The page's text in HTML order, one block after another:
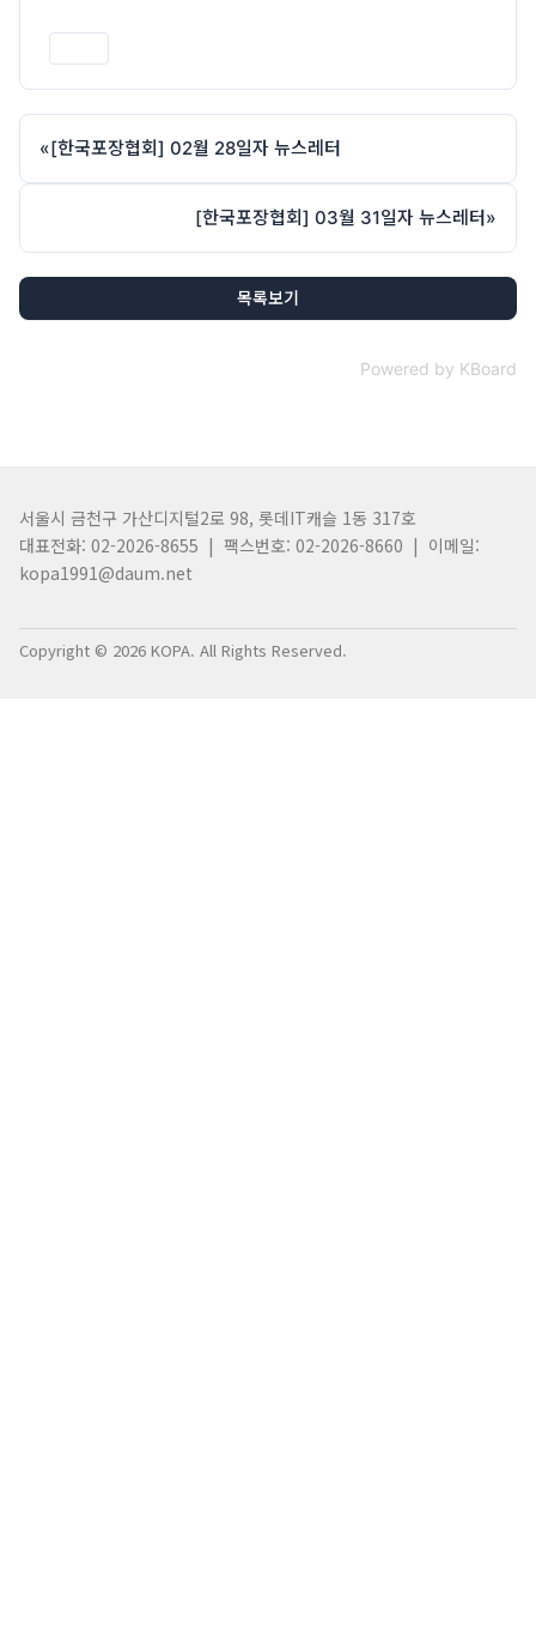
«[한국포장협회] 02월 28일자 뉴스레터
[한국포장협회] 03월 31일자 뉴스레터»
목록보기
Powered by KBoard
서울시 금천구 가산디지털2로 98, 롯데IT캐슬 1동 317호
대표전화: 02-2026-8655 | 팩스번호: 02-2026-8660 | 이메일:
kopa1991@daum.net
Copyright © 2026 KOPA. All Rights Reserved.